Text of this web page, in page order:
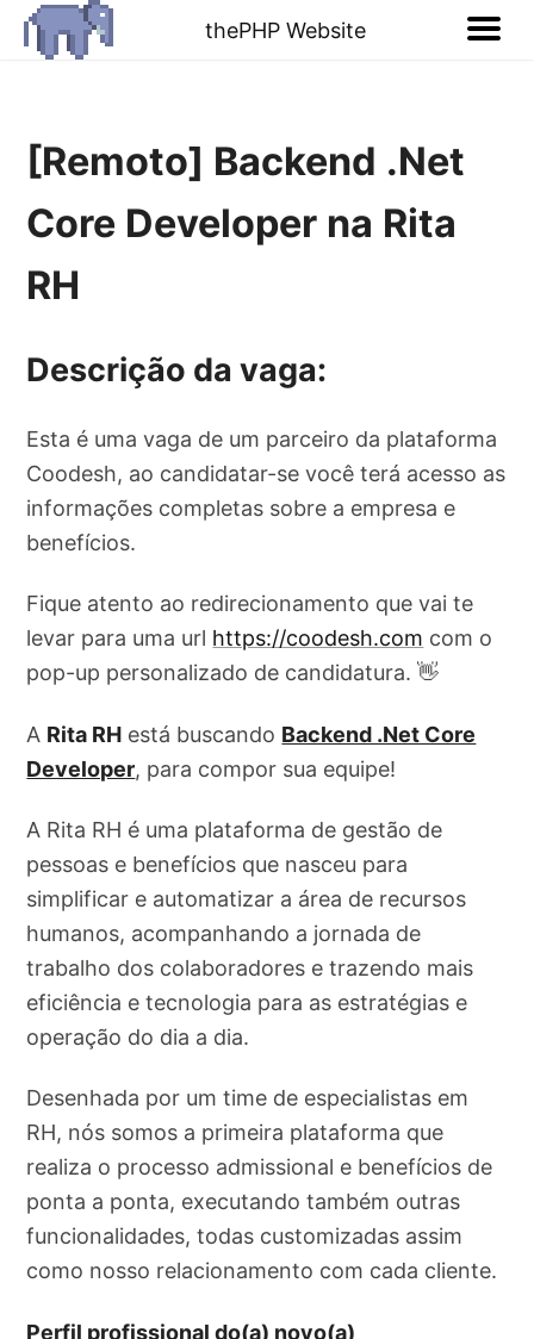
thePHP Website
[Remoto] Backend .Net
Core Developer na Rita
RH
Descrição da vaga:
Esta é uma vaga de um parceiro da plataforma
Coodesh, ao candidatar-se você terá acesso as
informações completas sobre a empresa e
benefícios.
Fique atento ao redirecionamento que vai te
levar para uma url https://coodesh.com com o
pop-up personalizado de candidatura. 👋
A Rita RH está buscando Backend .Net Core
Developer, para compor sua equipe!
A Rita RH é uma plataforma de gestão de
pessoas e benefícios que nasceu para
simplificar e automatizar a área de recursos
humanos, acompanhando a jornada de
trabalho dos colaboradores e trazendo mais
eficiência e tecnologia para as estratégias e
operação do dia a dia.
Desenhada por um time de especialistas em
RH, nós somos a primeira plataforma que
realiza o processo admissional e benefícios de
ponta a ponta, executando também outras
funcionalidades, todas customizadas assim
como nosso relacionamento com cada cliente.
Perfil profissional do(a) novo(a)